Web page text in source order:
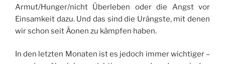
Armut/Hunger/nicht Überleben oder die Angst vor
Einsamkeit dazu. Und das sind die Urängste, mit denen
wir schon seit Äonen zu kämpfen haben.
In den letzten Monaten ist es jedoch immer wichtiger –